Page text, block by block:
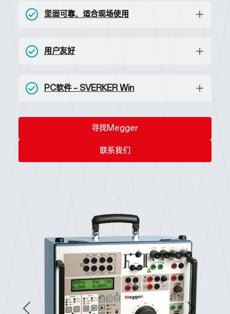
坚固可靠，适合现场使用
用户友好
PC软件 – SVERKER Win
寻找Megger
联系我们